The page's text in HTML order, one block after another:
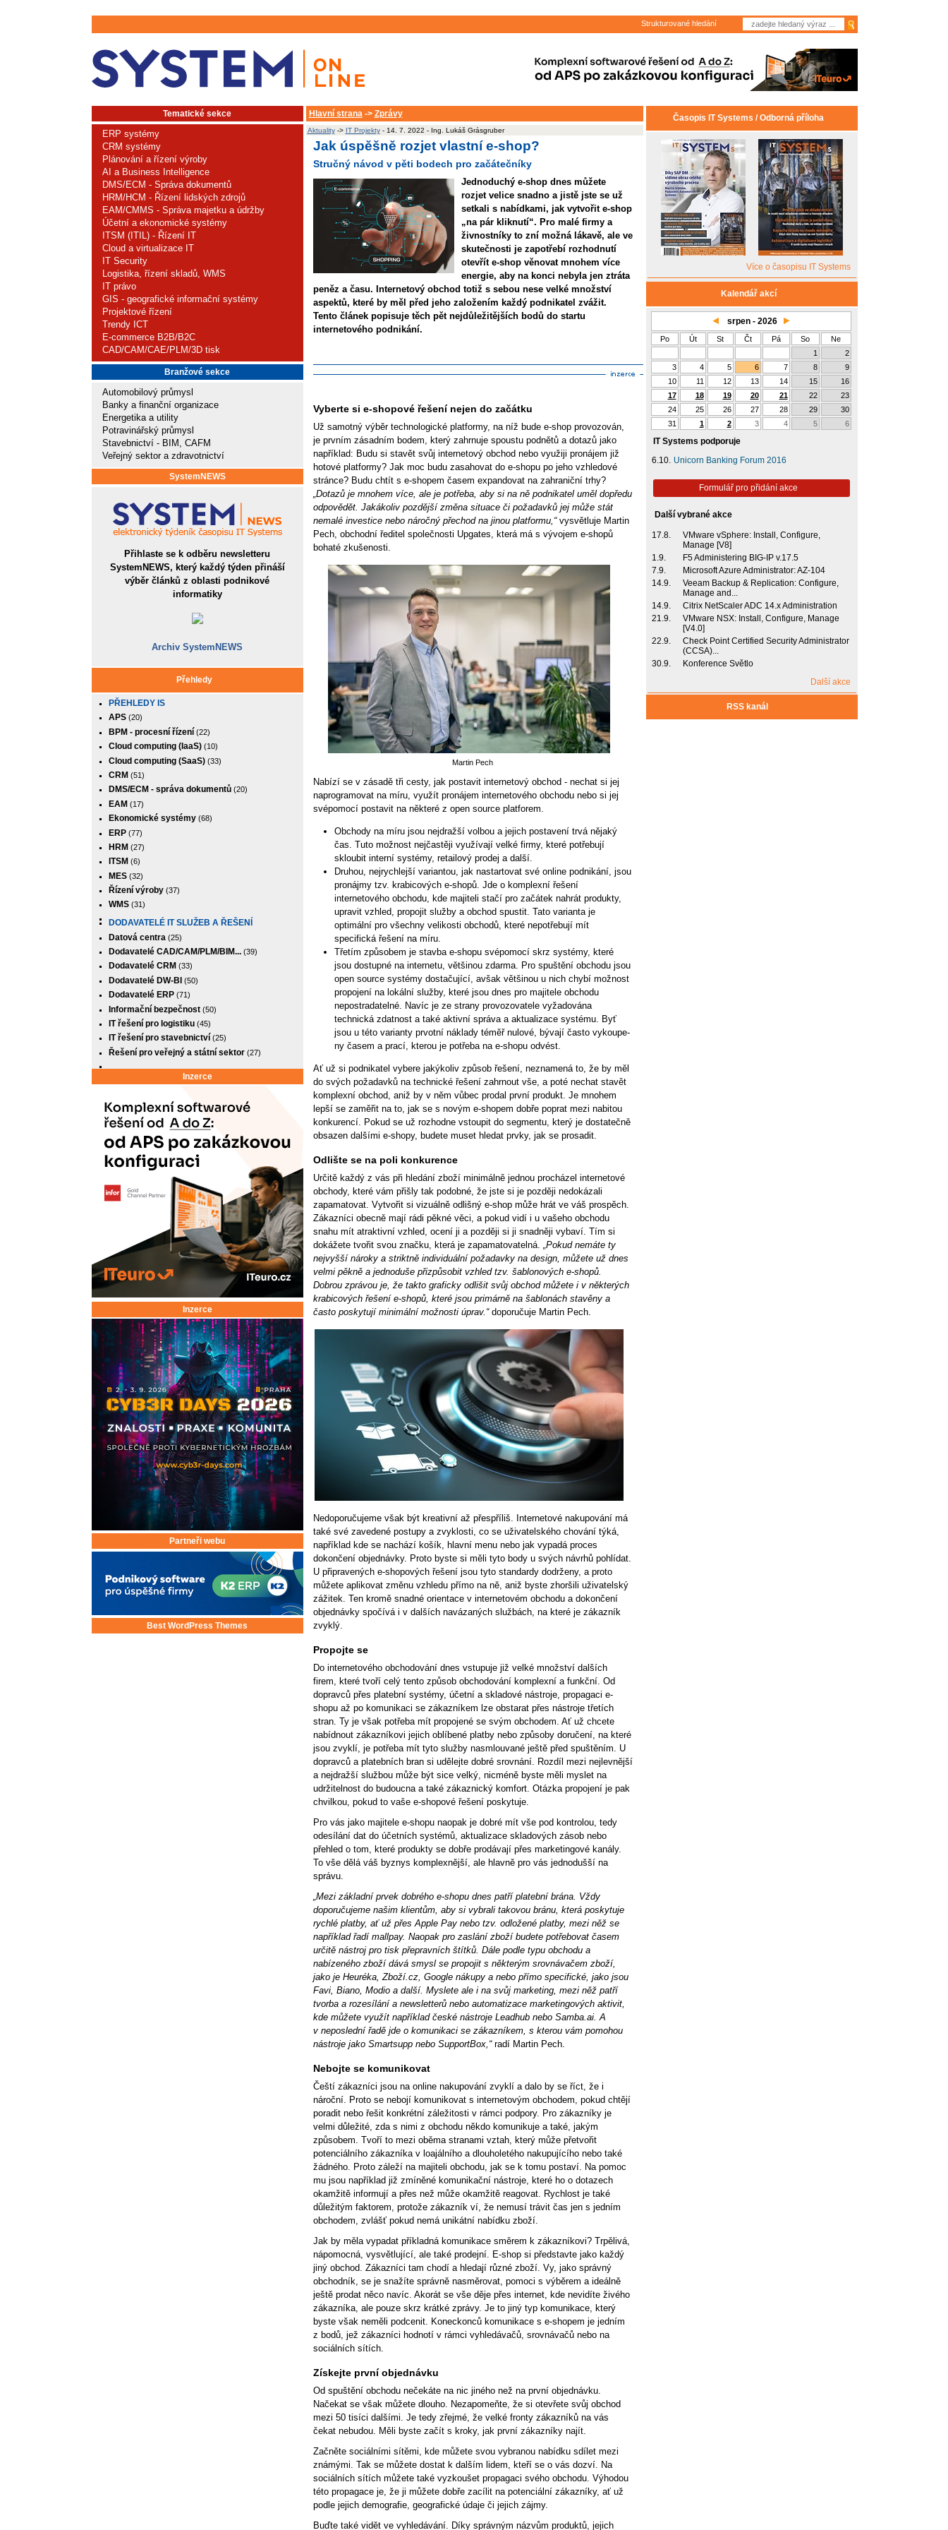
Strukturované hledání
Tematické sekce
ERP systémy
CRM systémy
Plánování a řízení výroby
AI a Business Intelligence
DMS/ECM - Správa dokumentů
HRM/HCM - Řízení lidských zdrojů
EAM/CMMS - Správa majetku a údržby
Účetní a ekonomické systémy
ITSM (ITIL) - Řízení IT
Cloud a virtualizace IT
IT Security
Logistika, řízení skladů, WMS
IT právo
GIS - geografické informační systémy
Projektové řízení
Trendy ICT
E-commerce B2B/B2C
CAD/CAM/CAE/PLM/3D tisk
Branžové sekce
Automobilový průmysl
Banky a finanční organizace
Energetika a utility
Potravinářský průmysl
Stavebnictví - BIM, CAFM
Veřejný sektor a zdravotnictví
SystemNEWS
Přihlaste se k odběru newsletteru
SystemNEWS, který každý týden přináší
výběr článků z oblasti podnikové
informatiky
Archiv SystemNEWS
Přehledy
PŘEHLEDY IS
APS(20)
BPM - procesní řízení(22)
Cloud computing (IaaS)(10)
Cloud computing (SaaS)(33)
CRM (51)
DMS/ECM - správa dokumentů(20)
EAM (17)
Ekonomické systémy(68)
ERP(77)
HRM (27)
ITSM (6)
MES(32)
Řízení výroby(37)
WMS(31)
DODAVATELÉ IT SLUŽEB A ŘEŠENÍ
Datová centra (25)
Dodavatelé CAD/CAM/PLM/BIM...(39)
Dodavatelé CRM (33)
Dodavatelé DW-BI (50)
Dodavatelé ERP(71)
Informační bezpečnost(50)
IT řešení pro logistiku(45)
IT řešení pro stavebnictví(25)
Řešení pro veřejný a státní sektor(27)
Inzerce
Inzerce
Partneři webu
Best WordPress Themes
Hlavní strana-> Zprávy
Aktuality-> IT Projekty- 14. 7. 2022 - Ing. Lukáš Grásgruber
Jak úspěšně rozjet vlastní e-shop?
Stručný návod v pěti bodech pro začátečníky
Jednoduchý e-shop dnes můžete
rozjet velice snadno a jistě jste se už
setkali s nabídkami, jak vytvořit e-shop
„na pár kliknutí“. Pro malé firmy a
živnostníky to zní možná lákavě, ale ve
skutečnosti je zapotřebí rozhodnutí
otevřít e-shop věnovat mnohem více
energie, aby na konci nebyla jen ztráta
peněz a času. Internetový obchod totiž s sebou nese velké množství
aspektů, které by měl před jeho založením každý podnikatel zvážit.
Tento článek popisuje těch pět nejdůležitějších bodů do startu
internetového podnikání.
Vyberte si e-shopové řešení nejen do začátku
Už samotný výběr technologické platformy, na níž bude e-shop provozován,
je prvním zásadním bodem, který zahrnuje spoustu podnětů a dotazů jako
například: Budu si stavět svůj internetový obchod nebo využiji pronájem již
hotové platformy? Jak moc budu zasahovat do e-shopu po jeho vzhledové
stránce? Budu chtít s e-shopem časem expandovat na zahraniční trhy?
„Dotazů je mnohem více, ale je potřeba, aby si na ně podnikatel uměl dopředu
odpovědět. Jakákoliv pozdější změna situace či požadavků jej může stát
nemalé investice nebo náročný přechod na jinou platformu,“vysvětluje Martin
Pech, obchodní ředitel společnosti Upgates, která má s vývojem e-shopů
bohaté zkušenosti.
Martin Pech
Nabízí se v zásadě tři cesty, jak postavit internetový obchod - nechat si jej
naprogramovat na míru, využít pronájem internetového obchodu nebo si jej
svépomocí postavit na některé z open source platforem.
Obchody na míru jsou nejdražší volbou a jejich postavení trvá nějaký
čas. Tuto možnost nejčastěji využívají velké firmy, které potřebují
skloubit interní systémy, retailový prodej a další.
Druhou, nejrychlejší variantou, jak nastartovat své online podnikání, jsou
pronájmy tzv. krabicových e-shopů. Jde o komplexní řešení
internetového obchodu, kde majiteli stačí pro začátek nahrát produkty,
upravit vzhled, propojit služby a obchod spustit. Tato varianta je
optimální pro všechny veli­kos­ti obchodů, které nepotřebují mít
specifická řešení na míru.
Třetím způsobem je stavba e-shopu svépomocí skrz systémy, které
jsou dostupné na internetu, většinou zdarma. Pro spuš­tě­ní obchodu jsou
open source systémy dostačující, avšak většinou u nich chybí možnost
propojení na lokální služby, které jsou dnes pro majitele obchodu
nepostradatelné. Navíc je ze strany provozovatele vyžadována
technická zdatnost a také aktivní správa a aktualizace systému. Byť
jsou u této varianty prvotní náklady téměř nulové, bývají často vykou­pe­
ny časem a prací, kterou je potřeba na e-shopu odvést.
Ať už si podnikatel vybere jakýkoliv způsob řešení, neznamená to, že by měl
do svých požadavků na technické řešení zahrnout vše, a poté nechat stavět
komplexní obchod, aniž by v něm vůbec prodal první produkt. Je mnohem
lepší se zaměřit na to, jak se s novým e-shopem dobře poprat mezi nabitou
konkurencí. Pokud se už rozhodne vstoupit do segmentu, který je dostatečně
obsazen dalšími e-shopy, budete muset hledat prvky, jak se prosadit.
Odlište se na poli konkurence
Určitě každý z vás při hledání zboží minimálně jednou procházel internetové
obchody, které vám přišly tak podobné, že jste si je později nedokázali
zapamatovat. Vytvořit si vizuálně odlišný e-shop může hrát ve váš prospěch.
Zákazníci obecně mají rádi pěkné věci, a pokud vidí i u vašeho obchodu
snahu mít atraktivní vzhled, ocení ji a později si ji snadněji vybaví. Tím si
dokážete tvořit svou značku, která je zapamatovatelná. „Pokud nemáte ty
nejvyšší nároky a striktně individuální požadavky na design, můžete už dnes
velmi pěkně a jednoduše přizpůsobit vzhled tzv. šablonových e-shopů.
Dobrou zprávou je, že takto graficky odlišit svůj obchod můžete i v některých
krabicových řešení e-shopů, které jsou primárně na šablonách stavěny a
často poskytují minimální možnosti úprav.“doporučuje Martin Pech.
Nedoporučujeme však být kreativní až přespříliš. Internetové nakupování má
také své zavedené postupy a zvyklosti, co se uživatelského chování týká,
například kde se nachází košík, hlavní menu nebo jak vypadá proces
dokončení objednávky. Proto byste si měli tyto body u svých návrhů pohlídat.
U připravených e-shopových řešení jsou tyto standardy dodrženy, a proto
můžete aplikovat změnu vzhledu přímo na ně, aniž byste zhoršili uživatelský
zážitek. Ten kromě snadné orientace v internetovém obchodu a dokončení
objednávky spočívá i v dalších navázaných službách, na které je zákazník
zvyklý.
Propojte se
Do internetového obchodování dnes vstupuje již velké množství dalších
firem, které tvoří celý tento způsob obchodování komplexní a funkční. Od
dopravců přes platební systémy, účetní a skladové nástroje, propagaci e-
shopu až po komunikaci se zákazníkem lze obstarat přes nástroje třetích
stran. Ty je však potřeba mít propojené se svým obchodem. Ať už chcete
nabídnout zákazníkovi jejich oblíbené platby nebo způsoby doručení, na které
jsou zvyklí, je potřeba mít tyto služby nasmlouvané ještě před spuštěním. U
dopravců a platebních bran si udělejte dobré srovnání. Rozdíl mezi nejlevnější
a nejdražší službou může být sice velký, nicméně byste měli myslet na
udržitelnost do budoucna a také zákaznický komfort. Otázka propojení je pak
chvilkou, pokud to vaše e-shopové řešení poskytuje.
Pro vás jako majitele e-shopu naopak je dobré mít vše pod kontrolou, tedy
odesílání dat do účetních systémů, aktualizace skladových zásob nebo
přehled o tom, které produkty se dobře prodávají přes marketingové kanály.
To vše dělá váš byznys komplexnější, ale hlavně pro vás jednodušší na
správu.
„Mezi základní prvek dobrého e-shopu dnes patří platební brána. Vždy
doporučujeme našim klientům, aby si vybrali takovou bránu, která poskytuje
rychlé platby, ať už přes Apple Pay nebo tzv. odložené platby, mezi něž se
například řadí mallpay. Naopak pro zaslání zboží budete potřebovat časem
určitě nástroj pro tisk přepravních štítků. Dále podle typu obchodu a
nabízeného zboží dává smysl se propojit s některým srovnávačem zboží,
jako je Heuréka, Zboží.cz, Google nákupy a nebo přímo specifické, jako jsou
Favi, Biano, Modio a další. Myslete ale i na svůj marketing, mezi něž patří
tvorba a rozesílání a newsletterů nebo automatizace marketingových aktivit,
kde můžete využít například české nástroje Leadhub nebo Samba.ai. A
v neposlední řadě jde o komunikaci se zákazníkem, s kterou vám pomohou
nástroje jako Smartsupp nebo SupportBox,“radí Martin Pech.
Nebojte se komunikovat
Čeští zákazníci jsou na online nakupování zvyklí a dalo by se říct, že i
nároční. Proto se nebojí komunikovat s internetovým obchodem, pokud chtějí
poradit nebo řešit konkrétní záležitosti v rámci podpory. Pro zákazníky je
velmi důležité, zda s nimi z obchodu někdo komunikuje a také, jakým
způsobem. Tvoří to mezi oběma stranami vztah, který může přetvořit
potenciálního zákazníka v loajálního a dlouholetého nakupujícího nebo také
žádného. Proto záleží na majiteli obchodu, jak se k tomu postaví. Na pomoc
mu jsou například již zmíněné komunikační nástroje, které ho o dotazech
okamžitě informují a přes než může okamžitě reagovat. Rychlost je také
důležitým faktorem, protože zákazník ví, že nemusí trávit čas jen s jedním
obchodem, zvlášť pokud nemá unikátní nabídku zboží.
Jak by měla vypadat příkladná komunikace směrem k zákazníkovi? Trpělivá,
nápomocná, vysvětlující, ale také prodejní. E-shop si představte jako každý
jiný obchod. Zákazníci tam chodí a hledají různé zboží. Vy, jako správný
obchodník, se je snažíte správně nasměrovat, pomoci s výběrem a ideálně
ještě prodat něco navíc. Akorát se vše děje přes internet, kde nevidíte živého
zákazníka, ale pouze skrz krátké zprávy. Je to jiný typ komunikace, který
byste však neměli podcenit. Koneckonců komunikace s e-shopem je jedním
z bodů, jež zákazníci hodnotí v rámci vyhledávačů, srovnávačů nebo na
sociálních sítích.
Získejte první objednávku
Od spuštění obchodu nečekáte na nic jiného než na první objednávku.
Načekat se však můžete dlouho. Nezapomeňte, že si otevřete svůj obchod
mezi 50 tisíci dalšími. Je tedy zřejmé, že velké fronty zákazníků na vás
čekat nebudou. Měli byste začít s kroky, jak první zákazníky najít.
Začněte sociálními sítěmi, kde můžete svou vybranou nabídku sdílet mezi
známými. Tak se můžete dostat k dalším lidem, kteří se o vás dozví. Na
sociálních sítích můžete také vyzkoušet propagaci svého obchodu. Výhodou
této propagace je, že ji můžete dobře zacílit na potenciální zákazníky, ať už
podle jejich demografie, geografické údaje či jejich zájmy.
Buďte také vidět ve vyhledávání. Díky správným názvům produktů, jejich
Časopis IT Systems / Odborná příloha
Více o časopisu IT Systems
Kalendář akcí
srpen - 2026
Po Út St Čt Pá So
Ne
1
2
3
4 5 6 7 8
9
10
11 12 13 14 15
16
17
18 19 20 21 22
23
24
25 26 27 28 29
30
31
1 2 3 4 5 6
IT Systems podporuje
6.10. Unicorn Banking Forum 2016
Formulář pro přidání akce
Další vybrané akce
17.8.
VMware vSphere: Install, Configure,
Manage [V8]
1.9.
F5 Administering BIG-IP v.17.5
7.9.
Microsoft Azure Administrator: AZ-104
14.9.
Veeam Backup & Replication: Configure,
Manage and...
14.9.
Citrix NetScaler ADC 14.x Administration
21.9.
VMware NSX: Install, Configure, Manage
[V4.0]
22.9.
Check Point Certified Security Administrator
(CCSA)...
30.9.
Konference Světlo
Další akce
RSS kanál